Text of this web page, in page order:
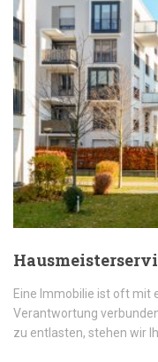
Eine Immobilie ist oft mit
Verantwortung
zu entlasten, stehen wir